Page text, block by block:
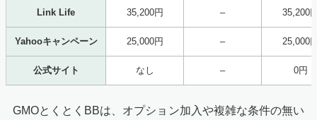
Link Life 35,200円 – 35,200
Yahooキャンペーン 25,000円 – 25,000
公式サイト なし – 0円
GMOとくとくBBは、オプション加入や複雑な条件の無い